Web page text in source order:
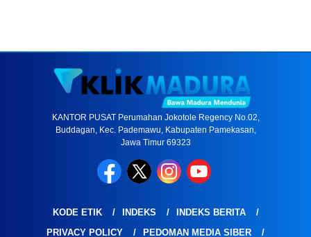
KANTOR PUSAT Perumahan Jokotole Regency No.02,
Buddagan, Kec. Pademawu, Kabupaten Pamekasan,
Jawa Timur 69323
KODE ETIK INDEKS
INDEKS BERITA
PRIVACY POLICY
PEDOMAN MEDIA SIBER